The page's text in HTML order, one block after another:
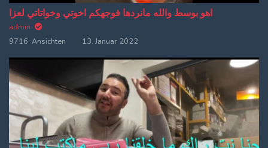
اهو بوسط والله مانردها فوجهكم اخوتي وخواتاتي لعزا
admin
9716 Ansichten
13. Januar 2022